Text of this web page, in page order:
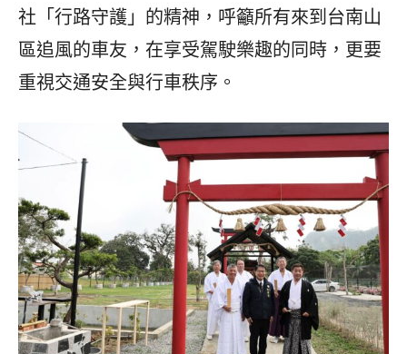
社「行路守護」的精神，呼籲所有來到台南山
區追風的車友，在享受駕駛樂趣的同時，更要
重視交通安全與行車秩序。